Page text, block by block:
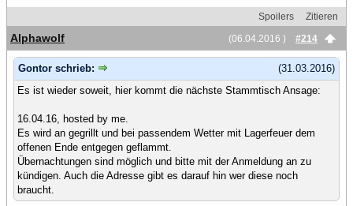
Spoilers
Zitieren
(06.04.2016 )
#214
Alphawolf
(31.03.2016)
Gontor schrieb:
Es ist wieder soweit, hier kommt die nächste Stammtisch Ansage:
16.04.16, hosted by me.
Es wird an gegrillt und bei passendem Wetter mit Lagerfeuer dem
offenen Ende entgegen geflammt.
Übernachtungen sind möglich und bitte mit der Anmeldung an zu
kündigen. Auch die Adresse gibt es darauf hin wer diese noch
braucht.